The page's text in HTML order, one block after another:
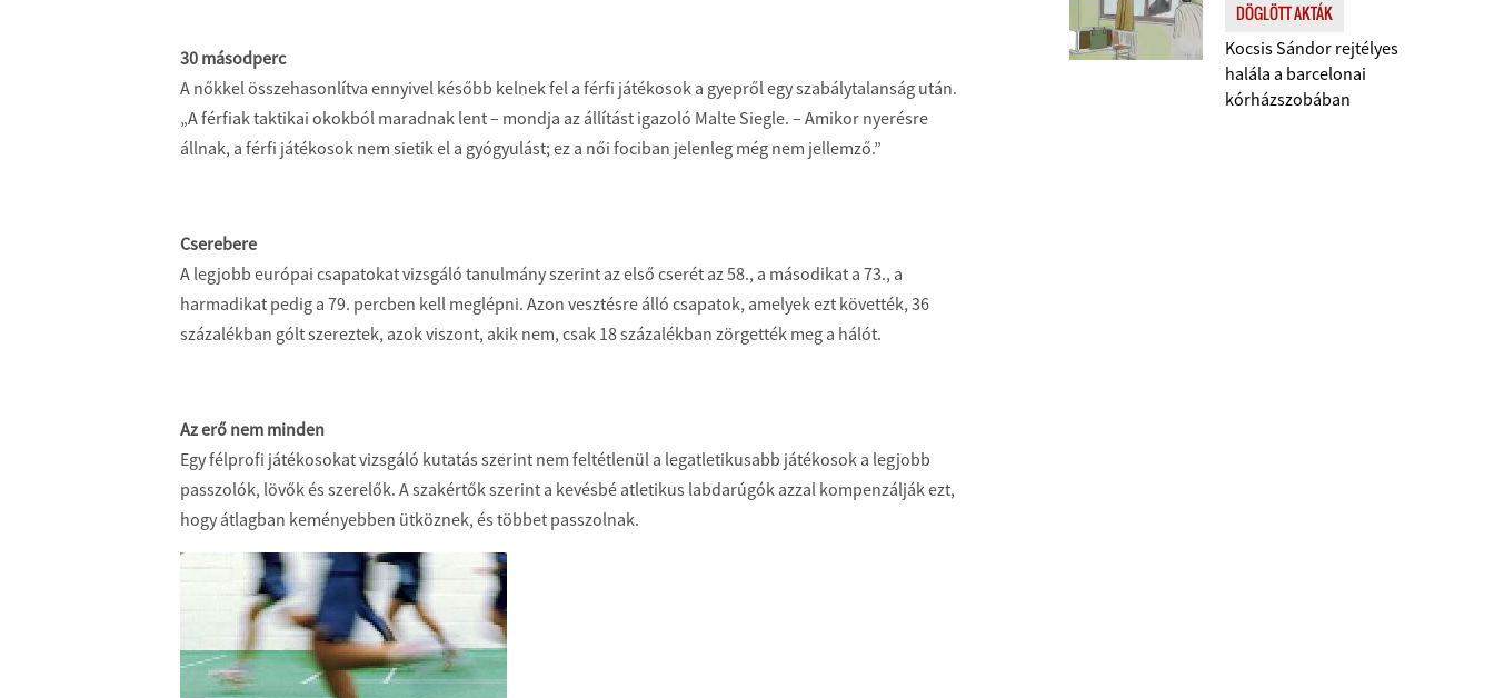
30 másodperc
A nőkkel összehasonlítva ennyivel később kelnek fel a férfi játékosok a gyepről egy szabálytalanság után.
„A férfiak taktikai okokból maradnak lent – mondja az állítást igazoló Malte Siegle. – Amikor nyerésre
állnak, a férfi játékosok nem sietik el a gyógyulást; ez a női fociban jelenleg még nem jellemző.”
Cserebere
A legjobb európai csapatokat vizsgáló tanulmány szerint az első cserét az 58., a másodikat a 73., a
harmadikat pedig a 79. percben kell meglépni. Azon vesztésre álló csapatok, amelyek ezt követték, 36
százalékban gólt szereztek, azok viszont, akik nem, csak 18 százalékban zörgették meg a hálót.
Az erő nem minden
Egy félprofi játékosokat vizsgáló kutatás szerint nem feltétlenül a legatletikusabb játékosok a legjobb
passzolók, lövők és szerelők. A szakértők szerint a kevésbé atletikus labdarúgók azzal kompenzálják ezt,
hogy átlagban keményebben ütköznek, és többet passzolnak.
DÖGLÖTT AKTÁK
Kocsis Sándor rejtélyes
halála a barcelonai
kórházszobában